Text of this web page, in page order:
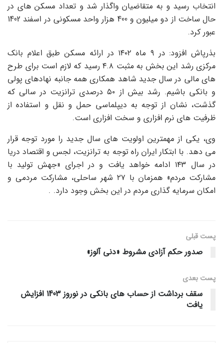
انتخاب رسید و به متقاضیان واگذار شد و تعداد مسکن های در
حال ساخت از دو میلیون و 400 هزار واحد مسکونی در اسفند 1402
عبور کرد.
بذرپاش افزود: در ۹ ماه ۱۴۰۲ در ارائه مسکن طبق اعلام بانک
مرکزی رشد این بخش به مثبت ۴.۸ رسید که لازم است برای طرح
های مالی در سال جدید شاهد همکاری همه جانبه نهادهای پولی
و بانکی باشیم. رشد بیش از ۵۰ درصدی ترانزیت در سالی که
گذشت، نشان از توجه به دیپلماسی حمل و نقل و استفاده از
ظرفیت های نرم افزاری و سخت افزاری است.
وی، یکی از مهمترین اولویت های سال جدید را مورد توجه قرار
می دهد. با ابتکار ایران راه توجه به ترانزیت، لجس و اقتصاد دریا
در سال ۱۴۳ ادامه خواهد یافت و در اجرای «جهش تولید با
مشارکت مردم» همزمان با ۲۷ شهر ساحلی، مشارکت مردمی و
امکان سرمایه گذاری مردم در این بخش وجود دارد. .
پست قبلی
صدور حکم آزادی مشروط «دنی آلوز»
پست‌ بعدی
سقف برداشت از حساب های بانکی در نوروز 1403 افزایش
یافت